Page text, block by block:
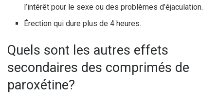
l’intérêt pour le sexe ou des problèmes d’éjaculation.
Érection qui dure plus de 4 heures.
Quels sont les autres effets
secondaires des comprimés de
paroxétine?